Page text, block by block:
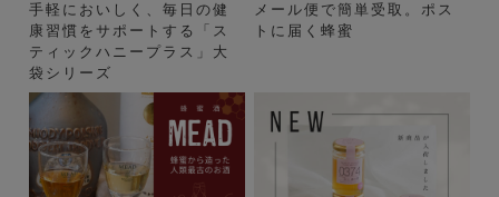
手軽においしく、毎日の健
康習慣をサポートする「ス
ティックハニープラス」大
袋シリーズ
メール便で簡単受取。ポス
トに届く蜂蜜